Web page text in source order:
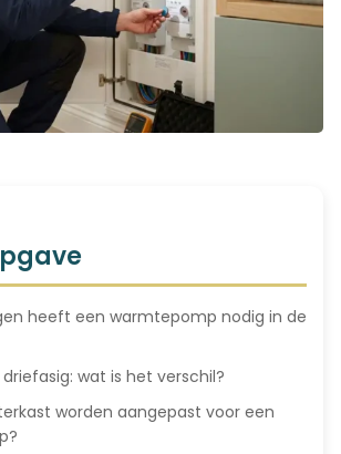
heeft een warmtepomp nodig in de
wat is het verschil?
worden aangepast voor een